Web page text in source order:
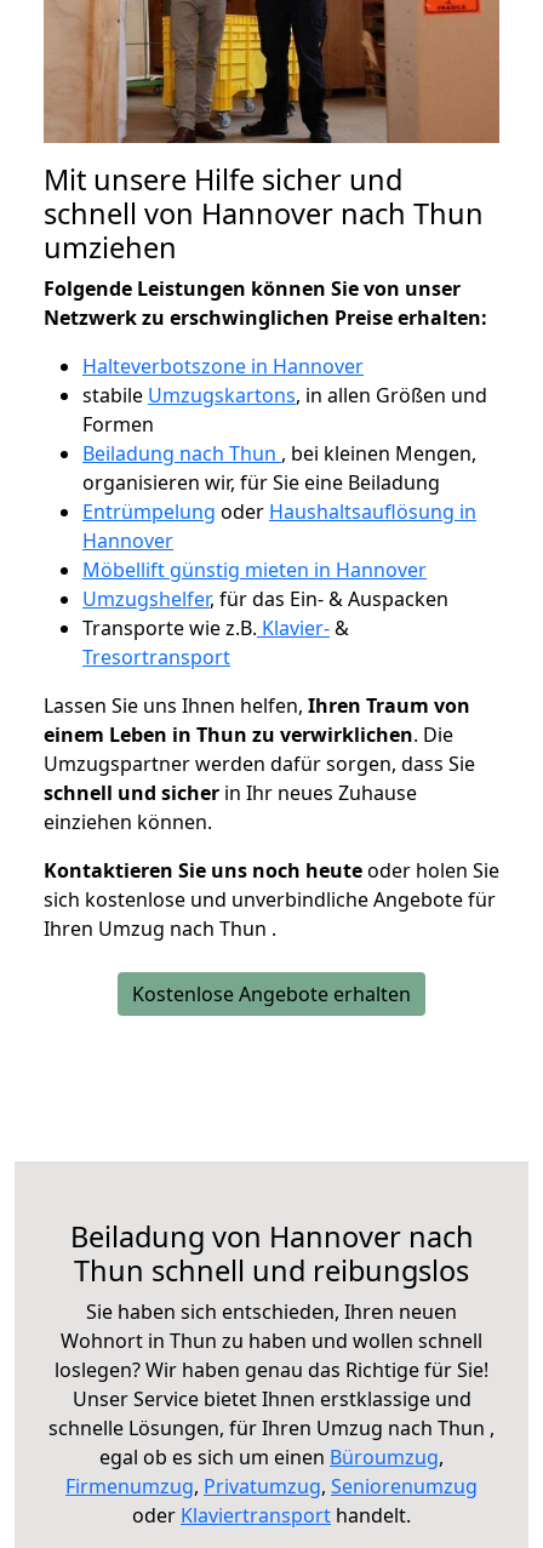
Mit unsere Hilfe sicher und
schnell von Hannover nach Thun
umziehen
Folgende Leistungen können Sie von unser
Netzwerk zu erschwinglichen Preise erhalten:
Halteverbotszone in Hannover
stabile Umzugskartons, in allen Größen und
Formen
Beiladung nach Thun , bei kleinen Mengen,
organisieren wir, für Sie eine Beiladung
Entrümpelung oder Haushaltsauflösung in
Hannover
Möbellift günstig mieten in Hannover
Umzugshelfer, für das Ein- & Auspacken
Transporte wie z.B. Klavier-&
Tresortransport
Lassen Sie uns Ihnen helfen, Ihren Traum von
einem Leben in Thun zu verwirklichen. Die
Umzugspartner werden dafür sorgen, dass Sie
schnell und sicher in Ihr neues Zuhause
einziehen können.
Kontaktieren Sie uns noch heuteoder holen Sie
sich kostenlose und unverbindliche Angebote für
Ihren Umzug nach Thun .
Kostenlose Angebote erhalten
Beiladung von Hannover nach
Thun schnell und reibungslos
Sie haben sich entschieden, Ihren neuen
Wohnort in Thun zu haben und wollen schnell
loslegen? Wir haben genau das Richtige für Sie!
Unser Service bietet Ihnen erstklassige und
schnelle Lösungen, für Ihren Umzug nach Thun ,
egal ob es sich um einen Büroumzug,
Firmenumzug, Privatumzug, Seniorenumzug
oder Klaviertransport handelt.